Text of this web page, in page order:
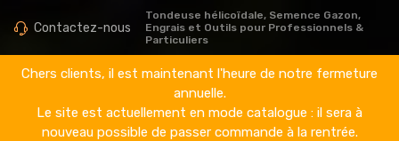
Contactez-nous
Tondeuse hélicoïdale, Semence Gazon,
Engrais et Outils pour Professionnels &
Particuliers
Chers clients, il est maintenant l'heure de notre fermeture
annuelle.
Le site est actuellement en mode catalogue : il sera à
nouveau possible de passer commande à la rentrée.